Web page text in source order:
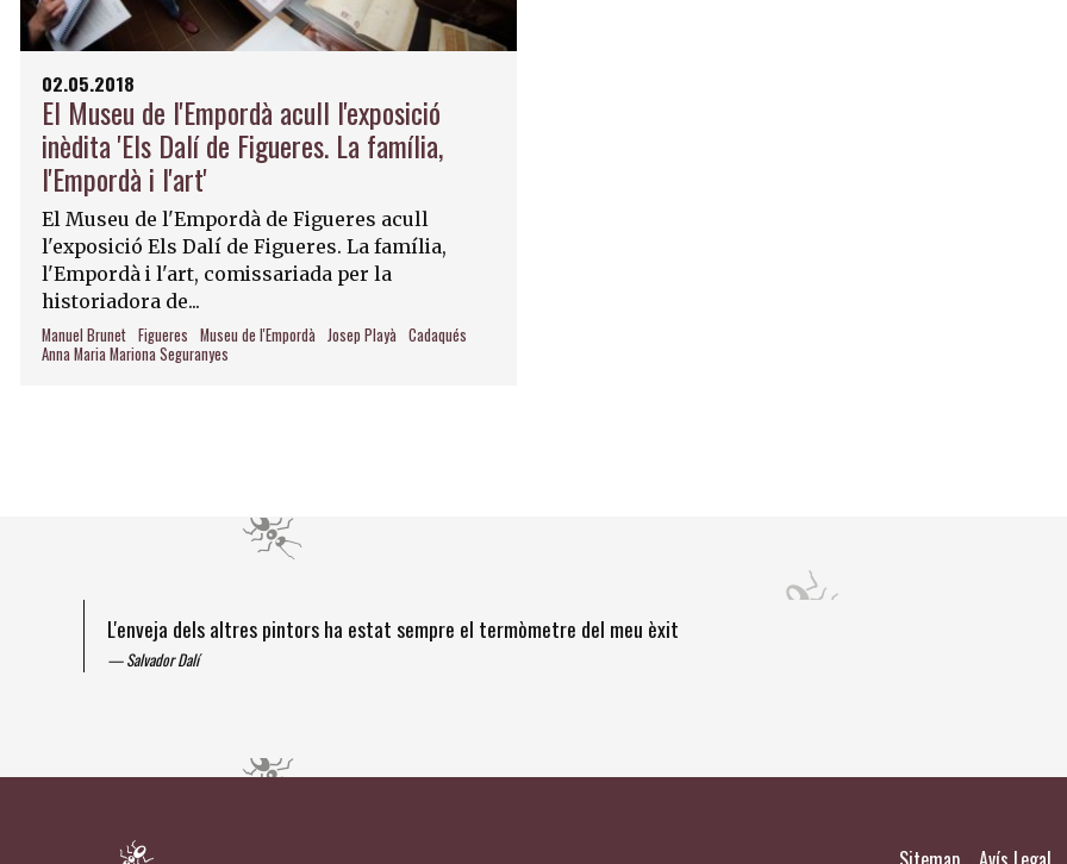
02.05.2018
El Museu de l'Empordà acull l'exposició
inèdita 'Els Dalí de Figueres. La família,
l'Empordà i l'art'
El Museu de l'Empordà de Figueres acull
l'exposició Els Dalí de Figueres. La família,
l'Empordà i l'art, comissariada per la
historiadora de...
Manuel Brunet Figueres Museu de l'Empordà Josep Playà Cadaqués
Anna Maria Mariona Seguranyes
L'enveja dels altres pintors ha estat sempre el termòmetre del meu èxit
Salvador Dalí